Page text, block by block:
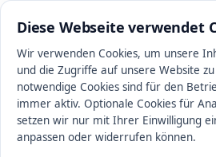
Diese Webseite verwendet
Wir verwenden Cookies, um unsere
und die Zugriffe auf unsere Website
notwendige Cookies sind für den
immer aktiv. Optionale Cookies für
setzen wir nur mit Ihrer Einwilligung
anpassen oder widerrufen können.